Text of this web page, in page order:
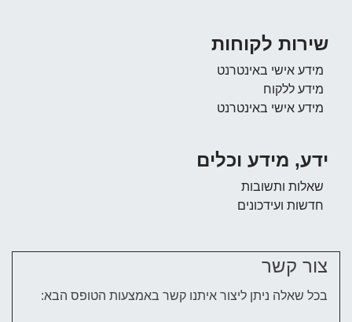
לקוחות
אישי באינטרנט
ללקוח
אישי באינטרנט
מידע וכלים
ותשובות
ועידכונים
קשר
שאלה ניתן ליצור איתנו קשר באמצעות הטופס הבא: